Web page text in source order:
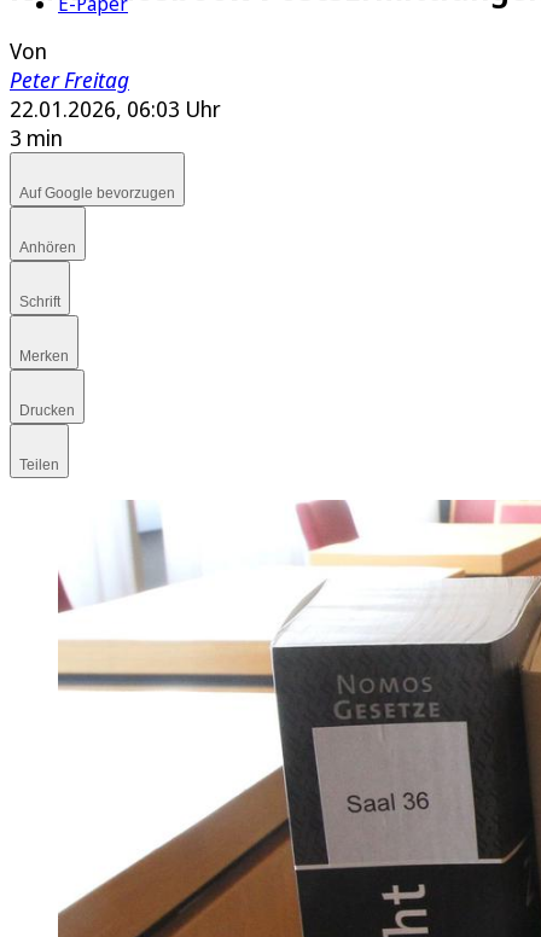
Von
Peter Freitag
22.01.2026, 06:03 Uhr
3 min
Auf Google bevorzugen
Anhören
Schrift
Merken
Drucken
Teilen